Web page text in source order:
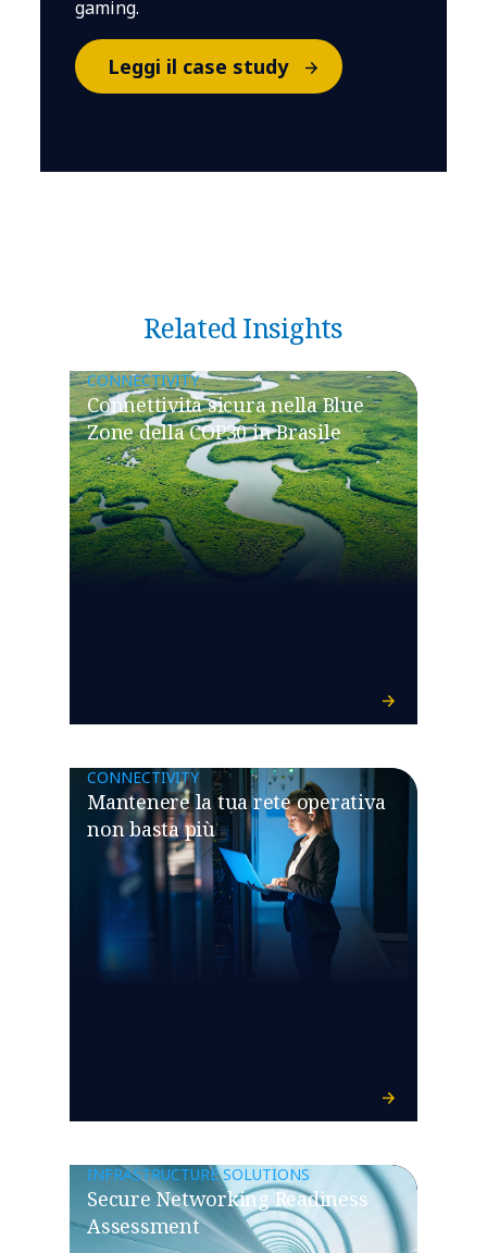
gaming.
Leggi il case study
Related Insights
CONNECTIVITY
Connettività sicura nella Blue
Zone della COP30 in Brasile
CONNECTIVITY
Mantenere la tua rete operativa
non basta più
INFRASTRUCTURE SOLUTIONS
Secure Networking Readiness
Assessment